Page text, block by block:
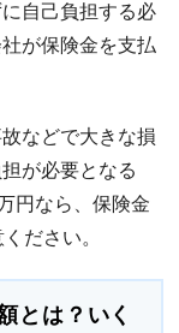
自己負担する必
が保険金を支払
などで大きな損
が必要となる
円なら、保険金
ださい。
とは？いく